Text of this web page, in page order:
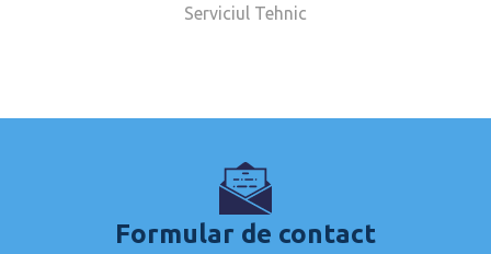
Serviciul Tehnic
Formular de contact